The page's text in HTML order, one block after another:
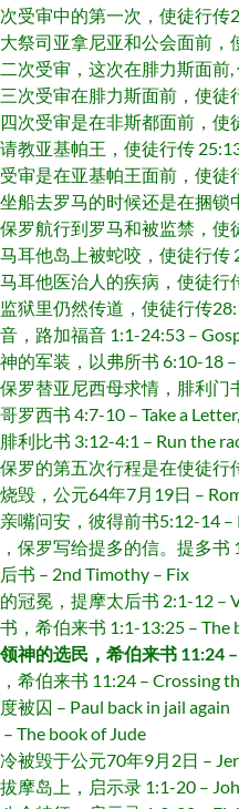
受审中的第一次，使徒行传
祭司亚拿尼亚和公会面前，
次受审，这次在腓力斯面前,
次受审在腓力斯面前，使徒
次受审是在非斯都面前，使
教亚基帕王，使徒行传
审是在亚基帕王面前，使徒
船去罗马的时候还是在捆锁
罗航行到罗马和被监禁，使
耳他岛上被蛇咬，使徒行传
耳他医治人的疾病，使徒行
狱里仍然传道，使徒行传
，路加福音 1:1-24:53 –
的军装，以弗所书 6:10-18
罗替亚尼西母求情，腓利门
罗西书 4:7-10 – Take a
利比书 3:12-4:1 – Run the
罗的第五次行程是在使徒行
毁，公元64年7月19日 –
嘴问安，彼得前书5:12-14 –
保罗写给提多的信。提多书
书 – 2nd Timothy – Fix
冠冕，提摩太后书 2:1-12 –
，希伯来书 1:1-13:25 – The
神的选民，希伯来书 11:24
希伯来书 11:24 – Crossing
被囚 – Paul back in jail again
The book of Jude
被毁于公元70年9月2日 –
摩岛上，启示录 1:1-20 –